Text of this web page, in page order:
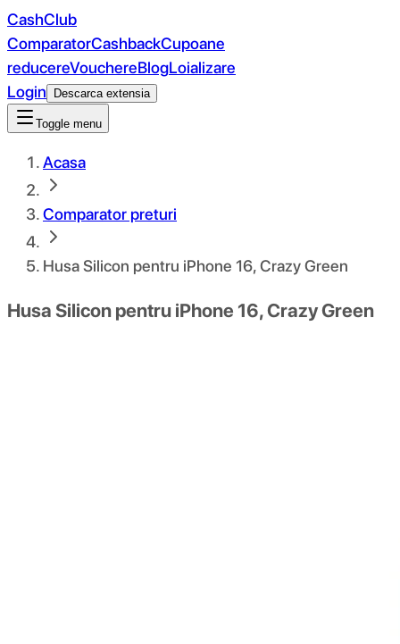
CashClub
ComparatorCashbackCupoane
reducereVouchereBlogLoializare
Login
Descarca extensia
Toggle menu
Acasa
Comparator preturi
Husa Silicon pentru iPhone 16, Crazy Green
Husa Silicon pentru iPhone 16, Crazy Green